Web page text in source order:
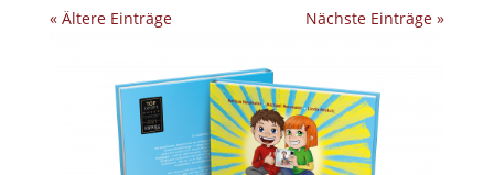
« Ältere Einträge Nächste Einträge »